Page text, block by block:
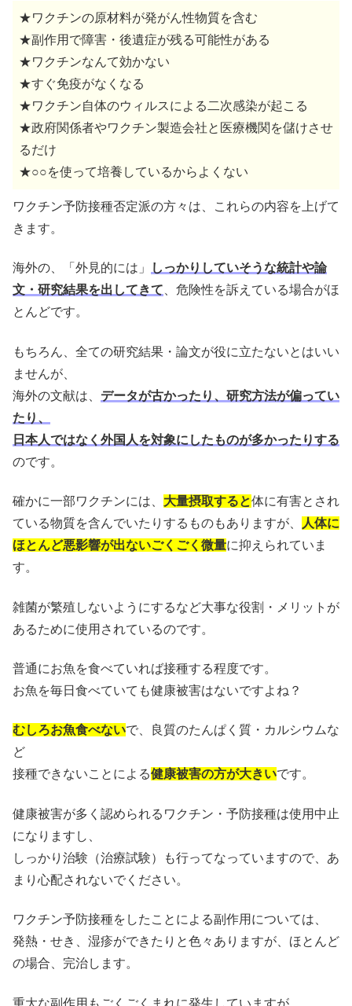
★ワクチンの原材料が発がん性物質を含む
★副作用で障害・後遺症が残る可能性がある
★ワクチンなんて効かない
★すぐ免疫がなくなる
★ワクチン自体のウィルスによる二次感染が起こる
★政府関係者やワクチン製造会社と医療機関を儲けさせ
るだけ
★○○を使って培養しているからよくない
ワクチン予防接種否定派の方々は、これらの内容を上げて
きます。
海外の、「外見的には」
しっかりしていそうな統計や論
文・研究結果を出してきて、危険性を訴えている場合がほ
とんどです。
もちろん、全ての研究結果・論文が役に立たないとはいい
ませんが、
海外の文献は、 データが古かったり、研究方法が偏ってい
たり、
日本人ではなく外国人を対象にしたものが多かったりする
のです。
確かに一部ワクチンには、 大量摂取すると体に有害とされ
ている物質を含んでいたりするものもありますが、
人体に
ほとんど悪影響が出ないごくごく微量に抑えられていま
す。
雑菌が繁殖しないようにするなど大事な役割・メリットが
あるために使用されているのです。
普通にお魚を食べていれば接種する程度です。
お魚を毎日食べていても健康被害はないですよね？
むしろお魚食べないで、良質のたんぱく質・カルシウムな
ど
接種できないことによる健康被害の方が大きいです。
健康被害が多く認められるワクチン・予防接種は使用中止
になりますし、
しっかり治験（治療試験）も行ってなっていますので、あ
まり心配されないでください。
ワクチン予防接種をしたことによる副作用については、
発熱・せき、湿疹ができたりと色々ありますが、ほとんど
の場合、完治します。
重大な副作用もごくごくまれに発生していますが、